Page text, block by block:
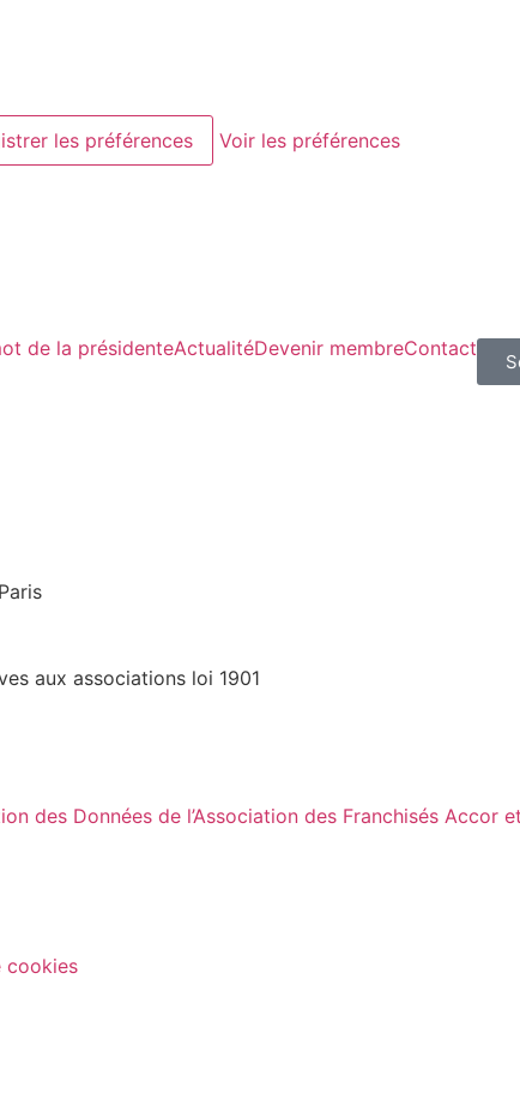
les préférences
Voir les préférences
de la présidenteActualitéDevenir membreContact
aux associations loi 1901
des Données de l’Association des Franchisés Accor
cookies